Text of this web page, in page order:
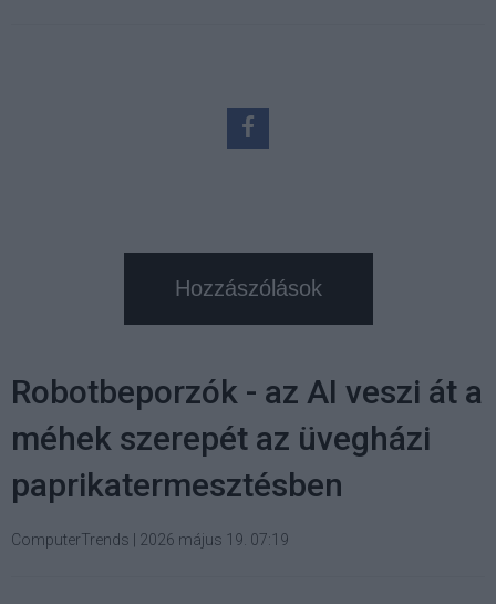
Hozzászólások
Robotbeporzók - az AI veszi át a
méhek szerepét az üvegházi
paprikatermesztésben
ComputerTrends 2026 május 19. 07:19